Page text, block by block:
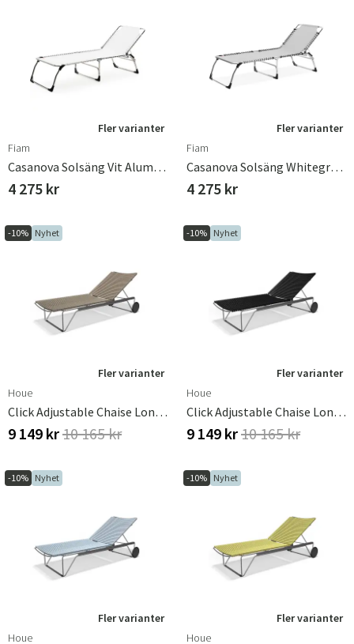
Fler varianter
Fiam
Casanova Solsäng Vit Aluminium/textilene
4 275 kr
Fler varianter
Fiam
Casanova Solsäng Whitegrey Aluminium/textilene
4 275 kr
-10% Nyhet
Fler varianter
Houe
Click Adjustable Chaise Longue Beige. Frame: Grey
9 149 kr10 165 kr
-10% Nyhet
Fler varianter
Houe
Click Adjustable Chaise Longue Black. Frame: Grey
9 149 kr10 165 kr
-10% Nyhet
Fler varianter
Houe
-10% Nyhet
Fler varianter
Houe